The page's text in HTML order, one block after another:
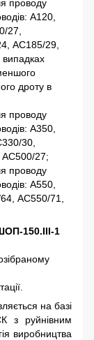
проводу
А120,
27,
АС185/29,
дроту в
проводу
А350,
30,
27;
проводу
А550,
АС550/71,
150.III-1
на базі
з руйнівним
виробництва